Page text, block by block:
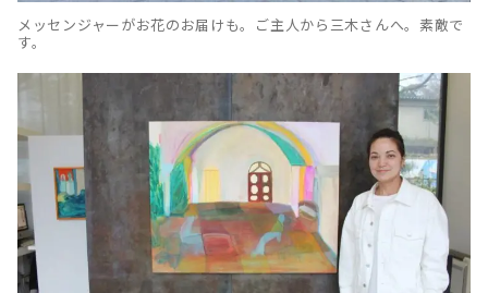
メッセンジャーがお花のお届けも。ご主人から三木さんへ。素敵で
す。